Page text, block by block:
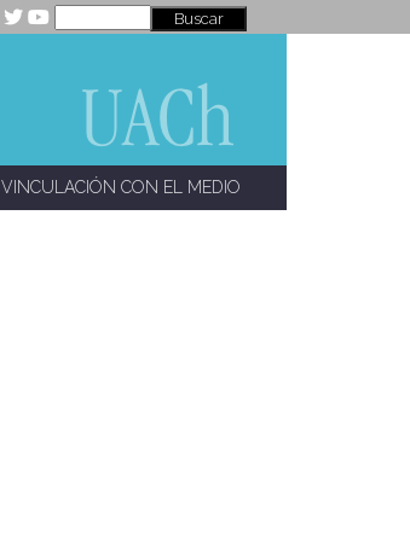
VINCULACIÓN CON EL MEDIO